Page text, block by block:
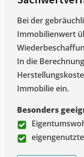
Bei der
Immobilienwert
In die
Immobilie ein.
Besonders